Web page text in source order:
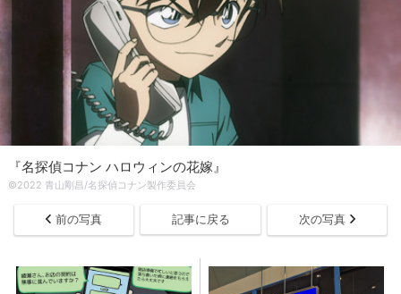
『名探偵コナン ハロウィンの花嫁』
©2022 青山剛昌/名探偵コナン製作委員会
前の写真 記事に戻る 次の写真